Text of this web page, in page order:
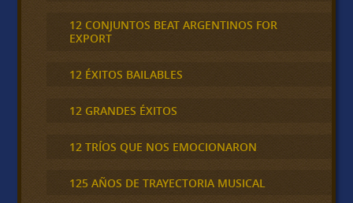
12 CONJUNTOS BEAT ARGENTINOS FOR
EXPORT
12 ÉXITOS BAILABLES
12 GRANDES ÉXITOS
12 TRÍOS QUE NOS EMOCIONARON
125 AÑOS DE TRAYECTORIA MUSICAL